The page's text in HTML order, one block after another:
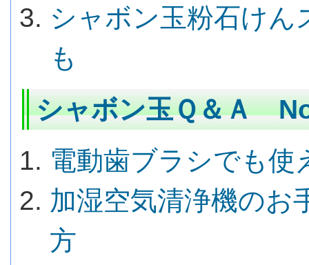
シャボン玉粉石け
も
シャボン玉Ｑ＆Ａ
電動歯ブラシでも使
加湿空気清浄機のお
方